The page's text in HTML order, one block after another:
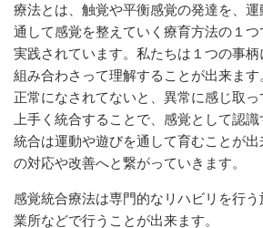
療法とは、触覚や平衡感覚の発達を、
通して感覚を整えていく療育方法の１
実践されています。私たちは１つの事
組み合わさって理解することが出来ま
正常になされてないと、異常に感じ取
上手く統合することで、感覚として認
統合は運動や遊びを通して育むことが
の対応や改善へと繋がっていきます。
感覚統合療法は専門的なリハビリを行
業所などで行うことが出来ます。